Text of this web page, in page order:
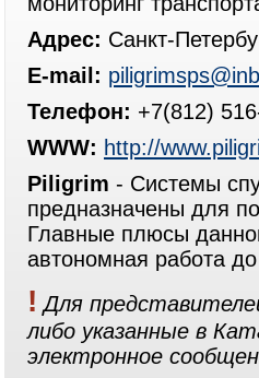
Адрес: Санкт-
E-mail:
Телефон: +7(812)
WWW: http://
Piligrim - Системы
предназначены для
Главные плюсы
автономная работа
! Для
либо указанные в
электронное